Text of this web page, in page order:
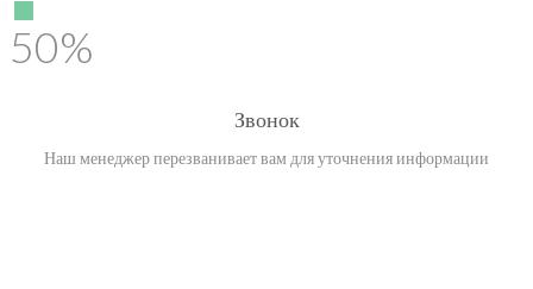
50%
Звонок
Наш менеджер перезванивает вам для уточнения информации